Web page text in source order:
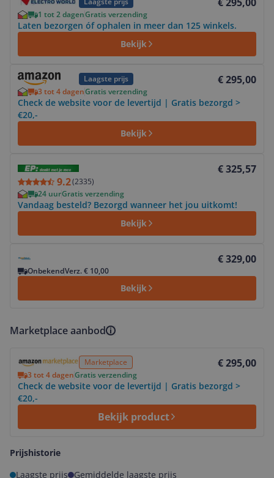
1 tot 2 dagenGratis verzending
Laten bezorgen óf ophalen in meer dan 125 winkels.
Bekijk
Laagste prijs € 295,00
3 tot 4 dagenGratis verzending
Check de website voor de levertijd | Gratis bezorgd >
€20,-
Bekijk
Bekijk product
9.2(2335)
€ 325,57
24 uurGratis verzending
Vandaag besteld? Bezorgd wanneer het jou uitkomt!
Bekijk
€ 329,00
OnbekendVerz. € 10,00
Bekijk
Marketplace aanbod
Marketplace € 295,00
3 tot 4 dagenGratis verzending
Check de website voor de levertijd | Gratis bezorgd >
€20,-
Bekijk product
Prijshistorie
Laagste prijs
Gemiddelde laagste prijs